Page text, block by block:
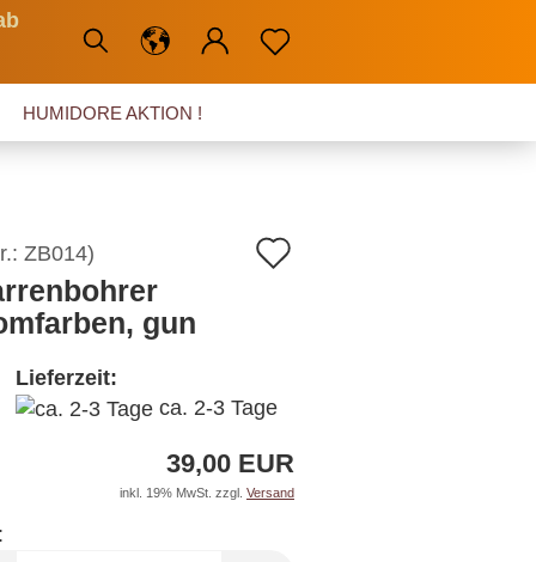
HUMIDORE AKTION !
ZB014)
gun
Lieferzeit:
ca. 2-3 Tage
39,00 EUR
inkl. 19% MwSt. zzgl. Versand